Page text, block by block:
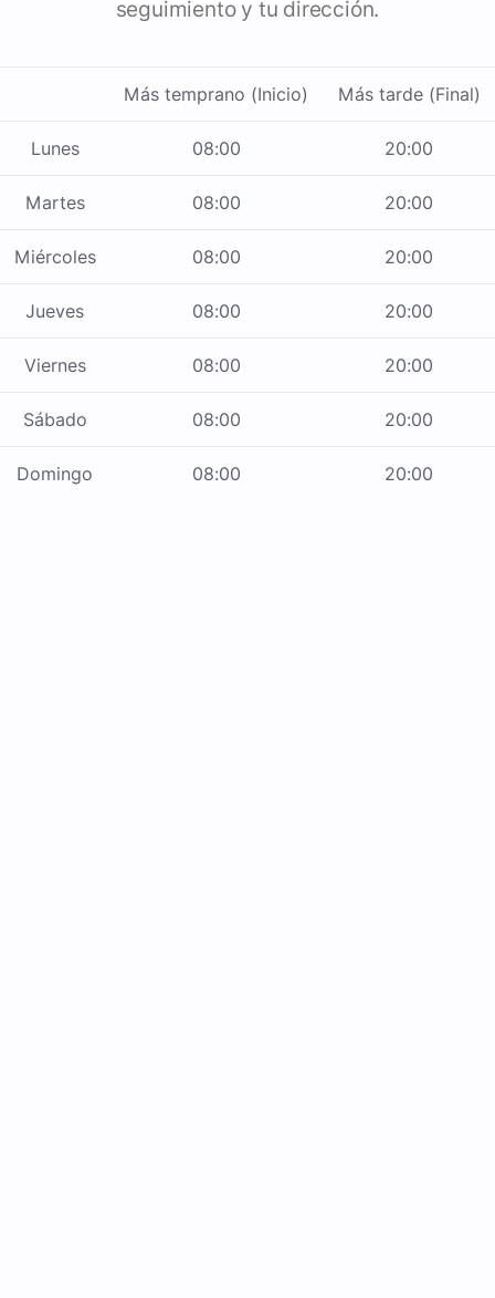
seguimiento y tu dirección.
Más temprano (Inicio) Más tarde (Final)
Lunes 08:00 20:00
Martes 08:00 20:00
Miércoles 08:00 20:00
Jueves 08:00 20:00
Viernes 08:00 20:00
Sábado 08:00 20:00
Domingo 08:00 20:00